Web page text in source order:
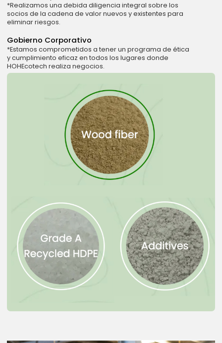
*Realizamos una debida diligencia integral sobre los
socios de la cadena de valor nuevos y existentes para
eliminar riesgos.
Gobierno Corporativo
*Estamos comprometidos a tener un programa de ética
y cumplimiento eficaz en todos los lugares donde
HOHEcotech realiza negocios.